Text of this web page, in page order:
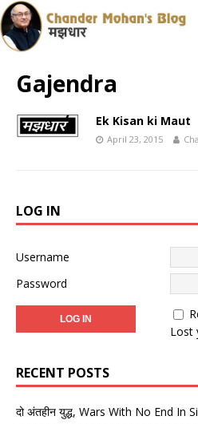
Gajendra
Ek Kisan ki Maut
April 23, 2015
LOG IN
Username
Password
Lost
RECENT POSTS
दो अंतहीन युद्ध, Wars With No End In